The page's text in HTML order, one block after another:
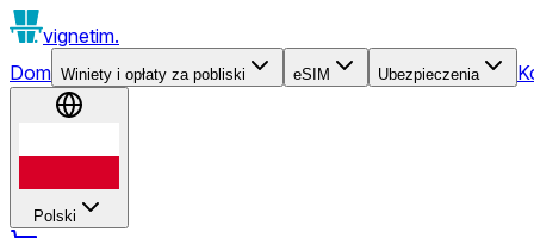
vignetim.
Dom Winiety i opłaty za pobliski eSIM Ubezpieczenia
Polski